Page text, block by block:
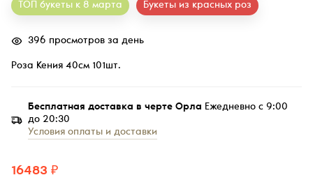
ТОП букеты к 8 марта Букеты из красных роз
396 просмотров за день
Роза Кения 40см 101шт.
Бесплатная доставка в черте Орла Ежедневно с 9:00
до 20:30
Условия оплаты и доставки
16483 ₽